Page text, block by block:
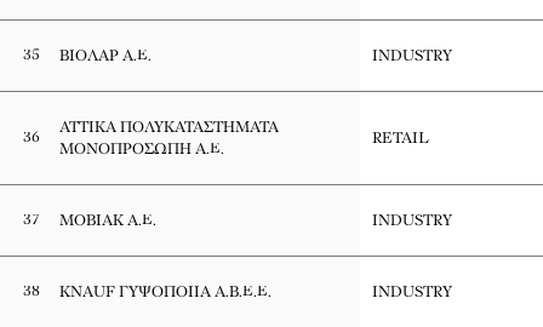
35 ΒΙΟΛΑΡ Α.Ε. INDUSTRY
36
ΑΤΤΙΚΑ ΠΟΛΥΚΑΤΑΣΤΗΜΑΤΑ
ΜΟΝΟΠΡΟΣΩΠΗ Α.Ε.
RETAIL
37 ΜΟΒΙΑΚ Α.Ε. INDUSTRY
38 KNAUF ΓΥΨΟΠΟΙΙΑ Α.Β.Ε.Ε. INDUSTRY